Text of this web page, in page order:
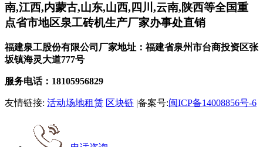
南,江西,内蒙古,山东,山西,四川,云南,陕西等全国重
点省市地区泉工砖机生产厂家办事处直销
福建泉工股份有限公司厂家地址：福建省泉州市台商投资区张
坂镇海灵大道777号
服务电话：18105956829
友情链接: 活动场地租赁 区块链 |备案号:闽ICP备14008856号-6